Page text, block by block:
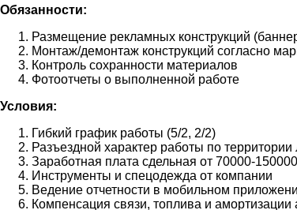
Обязанности:
Размещение рекламных конструкций
Монтаж/демонтаж конструкций согласно
Контроль сохранности материалов
Фотоотчеты о выполненной работе
Условия:
Гибкий график работы (5/2, 2/2)
Разъездной характер работы по территории
Заработная плата сдельная от 70000-
Инструменты и спецодежда от компании
Ведение отчетности в мобильном
Компенсация связи, топлива и амортизации